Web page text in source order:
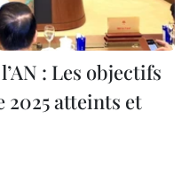
: Les objectifs
2025 atteints et